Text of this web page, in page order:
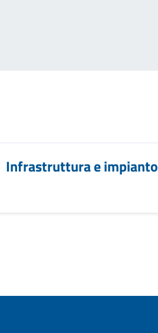
Infrastruttura e impianto